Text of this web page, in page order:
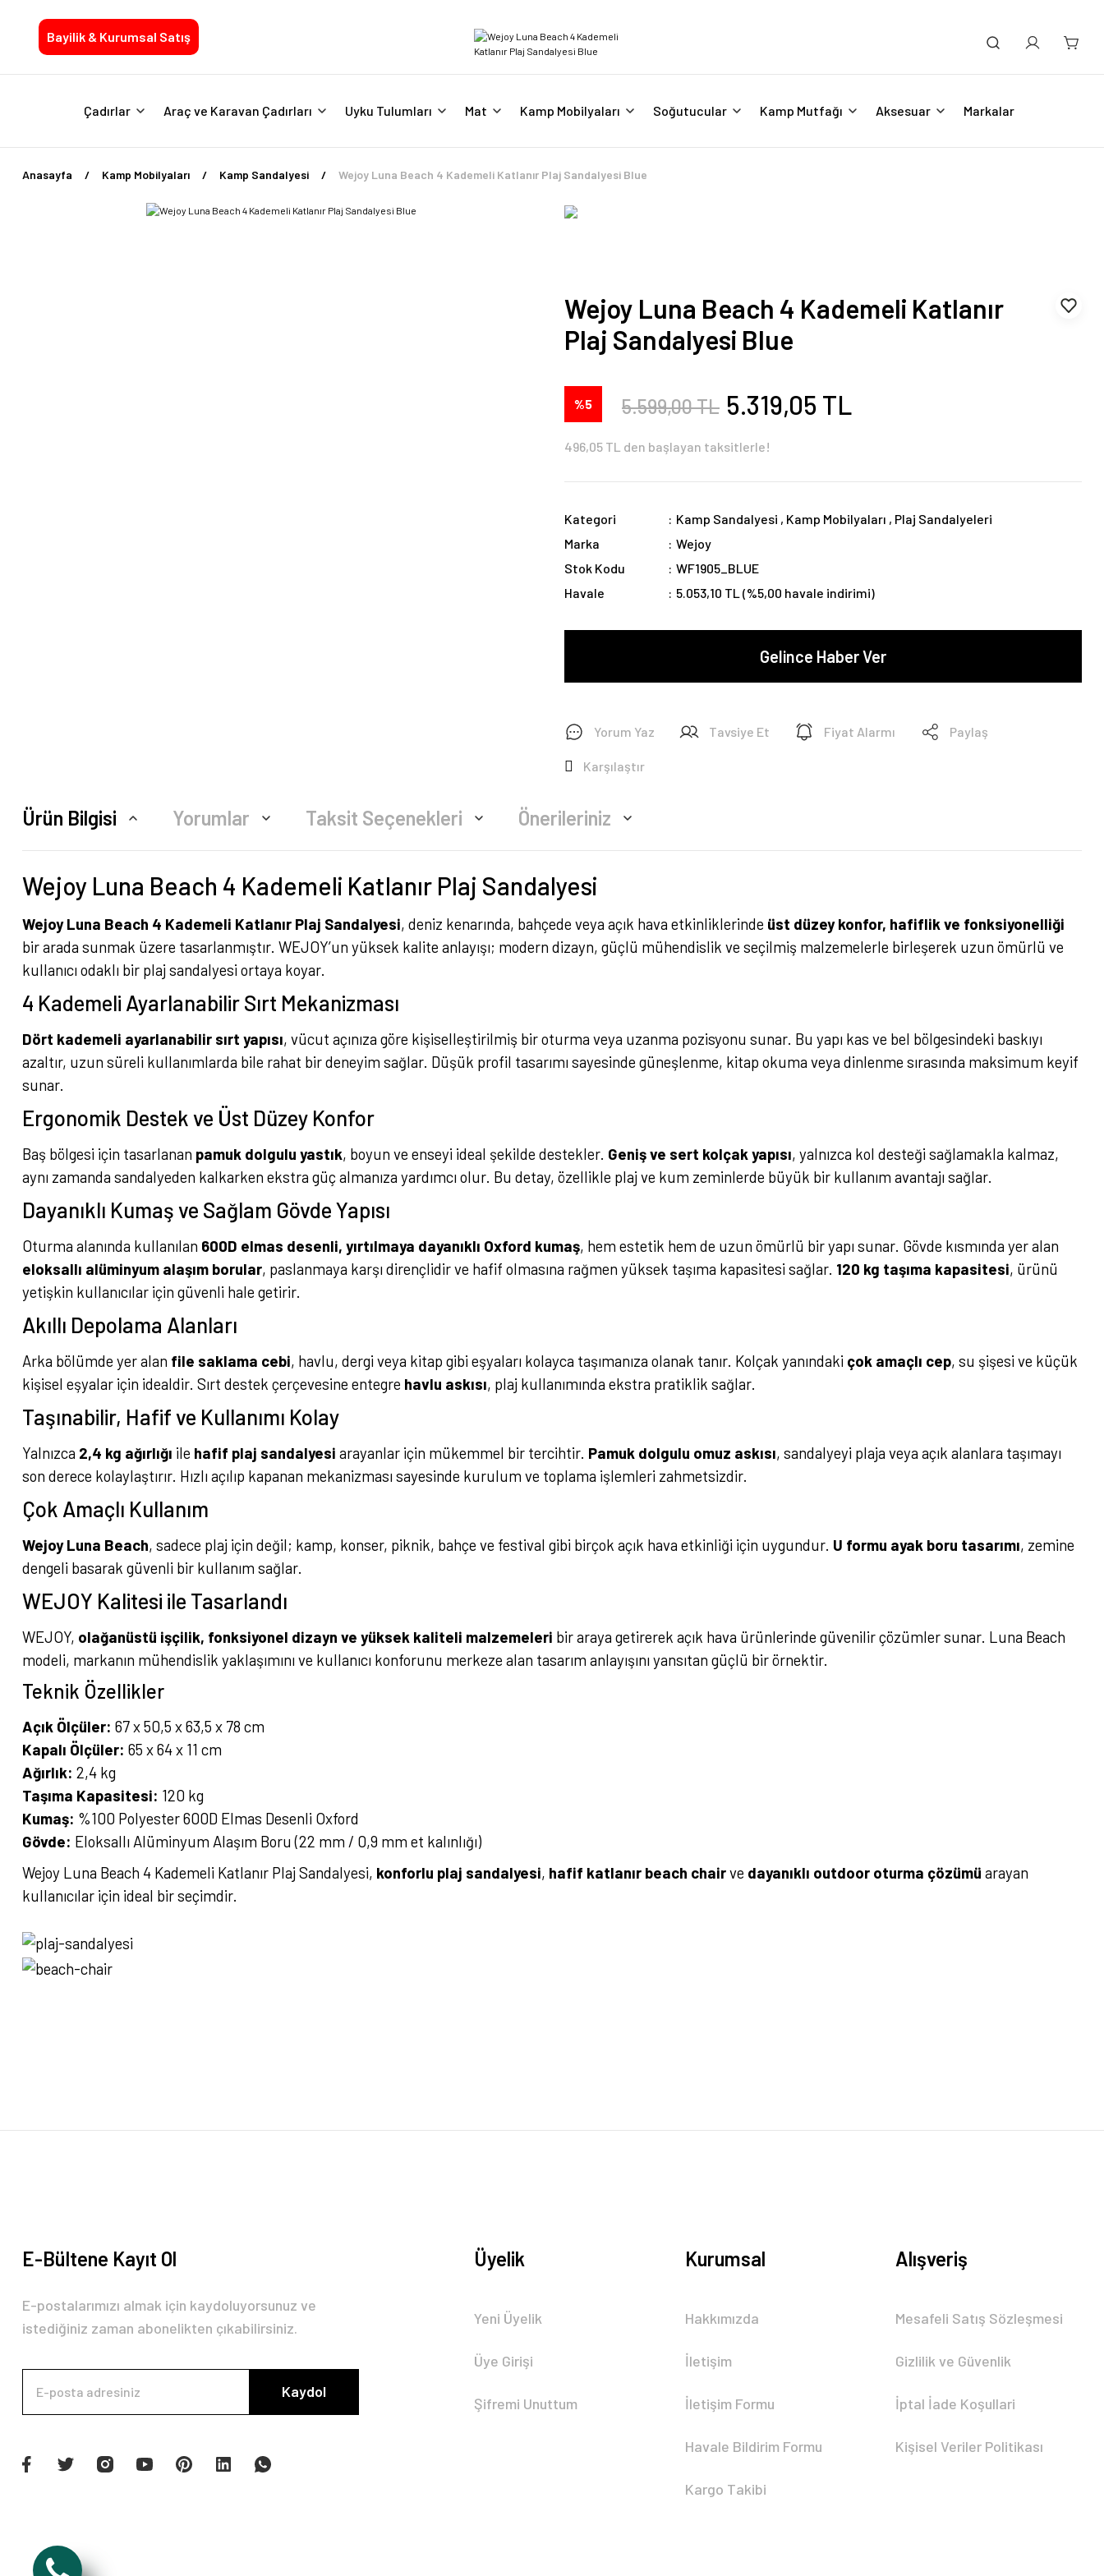
Bayilik & Kurumsal Satış
Çadırlar Araç ve Karavan Çadırları Uyku Tulumları Mat Kamp Mobilyaları Soğutucular Kamp Mutfağı Aksesuar Markalar
Anasayfa Kamp Mobilyaları Kamp Sandalyesi Wejoy Luna Beach 4 Kademeli Katlanır Plaj Sandalyesi Blue
Wejoy Luna Beach 4 Kademeli Katlanır
Plaj Sandalyesi Blue
%5 5.599,00 TL 5.319,05 TL
496,05 TL den başlayan taksitlerle!
Kategori Kamp Sandalyesi , Kamp Mobilyaları , Plaj Sandalyeleri
Marka
Wejoy
Stok Kodu
WF1905_BLUE
Havale
5.053,10 TL (%5,00 havale indirimi)
Gelince Haber Ver
Yorum Yaz Tavsiye Et Fiyat Alarmı Paylaş
Karşılaştır
Ürün Bilgisi Yorumlar Taksit Seçenekleri Önerileriniz
Wejoy Luna Beach 4 Kademeli Katlanır Plaj Sandalyesi
Wejoy Luna Beach 4 Kademeli Katlanır Plaj Sandalyesi, deniz kenarında, bahçede veya açık hava etkinliklerinde üst düzey konfor, hafiflik ve fonksiyonelliği
bir arada sunmak üzere tasarlanmıştır. WEJOY’un yüksek kalite anlayışı; modern dizayn, güçlü mühendislik ve seçilmiş malzemelerle birleşerek uzun ömürlü ve
kullanıcı odaklı bir plaj sandalyesi ortaya koyar.
4 Kademeli Ayarlanabilir Sırt Mekanizması
Dört kademeli ayarlanabilir sırt yapısı, vücut açınıza göre kişiselleştirilmiş bir oturma veya uzanma pozisyonu sunar. Bu yapı kas ve bel bölgesindeki baskıyı
azaltır, uzun süreli kullanımlarda bile rahat bir deneyim sağlar. Düşük profil tasarımı sayesinde güneşlenme, kitap okuma veya dinlenme sırasında maksimum keyif
sunar.
Ergonomik Destek ve Üst Düzey Konfor
Baş bölgesi için tasarlanan pamuk dolgulu yastık, boyun ve enseyi ideal şekilde destekler. Geniş ve sert kolçak yapısı, yalnızca kol desteği sağlamakla kalmaz,
aynı zamanda sandalyeden kalkarken ekstra güç almanıza yardımcı olur. Bu detay, özellikle plaj ve kum zeminlerde büyük bir kullanım avantajı sağlar.
Dayanıklı Kumaş ve Sağlam Gövde Yapısı
Oturma alanında kullanılan 600D elmas desenli, yırtılmaya dayanıklı Oxford kumaş, hem estetik hem de uzun ömürlü bir yapı sunar. Gövde kısmında yer alan
eloksallı alüminyum alaşım borular, paslanmaya karşı dirençlidir ve hafif olmasına rağmen yüksek taşıma kapasitesi sağlar. 120 kg taşıma kapasitesi, ürünü
yetişkin kullanıcılar için güvenli hale getirir.
Akıllı Depolama Alanları
Arka bölümde yer alan file saklama cebi, havlu, dergi veya kitap gibi eşyaları kolayca taşımanıza olanak tanır. Kolçak yanındaki çok amaçlı cep, su şişesi ve küçük
kişisel eşyalar için idealdir. Sırt destek çerçevesine entegre havlu askısı, plaj kullanımında ekstra pratiklik sağlar.
Taşınabilir, Hafif ve Kullanımı Kolay
Yalnızca 2,4 kg ağırlığı ile hafif plaj sandalyesi arayanlar için mükemmel bir tercihtir. Pamuk dolgulu omuz askısı, sandalyeyi plaja veya açık alanlara taşımayı
son derece kolaylaştırır. Hızlı açılıp kapanan mekanizması sayesinde kurulum ve toplama işlemleri zahmetsizdir.
Çok Amaçlı Kullanım
Wejoy Luna Beach, sadece plaj için değil; kamp, konser, piknik, bahçe ve festival gibi birçok açık hava etkinliği için uygundur. U formu ayak boru tasarımı, zemine
dengeli basarak güvenli bir kullanım sağlar.
WEJOY Kalitesi ile Tasarlandı
WEJOY, olağanüstü işçilik, fonksiyonel dizayn ve yüksek kaliteli malzemeleri bir araya getirerek açık hava ürünlerinde güvenilir çözümler sunar. Luna Beach
modeli, markanın mühendislik yaklaşımını ve kullanıcı konforunu merkeze alan tasarım anlayışını yansıtan güçlü bir örnektir.
Teknik Özellikler
Açık Ölçüler: 67 x 50,5 x 63,5 x 78 cm
Kapalı Ölçüler: 65 x 64 x 11 cm
Ağırlık: 2,4 kg
Taşıma Kapasitesi: 120 kg
Kumaş: %100 Polyester 600D Elmas Desenli Oxford
Gövde: Eloksallı Alüminyum Alaşım Boru (22 mm / 0,9 mm et kalınlığı)
Wejoy Luna Beach 4 Kademeli Katlanır Plaj Sandalyesi, konforlu plaj sandalyesi, hafif katlanır beach chairve dayanıklı outdoor oturma çözümü arayan
kullanıcılar için ideal bir seçimdir.
E-Bültene Kayıt Ol
E-postalarımızı almak için kaydoluyorsunuz ve
istediğiniz zaman abonelikten çıkabilirsiniz.
Kaydol
Üyelik
Yeni Üyelik
Üye Girişi
Şifremi Unuttum
Kurumsal
Hakkımızda
İletişim
İletişim Formu
Havale Bildirim Formu
Kargo Takibi
Alışveriş
Mesafeli Satış Sözleşmesi
Gizlilik ve Güvenlik
İptal İade Koşullari
Kişisel Veriler Politikası